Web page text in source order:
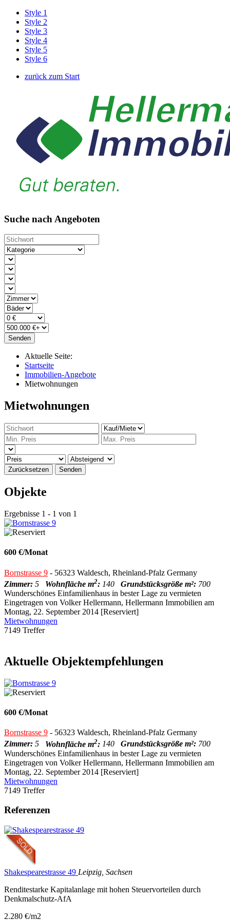
Style 1
Style 2
Style 3
Style 4
Style 5
Style 6
zurück zum Start
Suche nach Angeboten
Senden
Aktuelle Seite:
Startseite
Immobilien-Angebote
Mietwohnungen
Mietwohnungen
Zurücksetzen Senden
Objekte
Ergebnisse 1 - 1 von 1
600 €/Monat
Bornstrasse 9 - 56323 Waldesch, Rheinland-Pfalz Germany
Zimmer: 5 Wohnfläche m2: 140 Grundstücksgröße m²: 700
Wunderschönes Einfamilienhaus in bester Lage zu vermieten
Eingetragen von Volker Hellermann, Hellermann Immobilien am
Montag, 22. September 2014 [Reserviert]
Mietwohnungen
7149 Treffer
Aktuelle Objektempfehlungen
600 €/Monat
Bornstrasse 9 - 56323 Waldesch, Rheinland-Pfalz Germany
Zimmer: 5 Wohnfläche m2: 140 Grundstücksgröße m²: 700
Wunderschönes Einfamilienhaus in bester Lage zu vermieten
Eingetragen von Volker Hellermann, Hellermann Immobilien am
Montag, 22. September 2014 [Reserviert]
Mietwohnungen
7149 Treffer
Referenzen
Shakespearestrasse 49 Leipzig, Sachsen
Renditestarke Kapitalanlage mit hohen Steuervorteilen durch
Denkmalschutz-AfA
2.280 €/m2